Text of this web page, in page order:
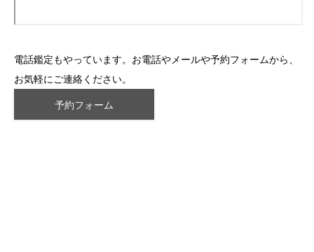
電話鑑定もやっています。お電話やメールや予約フォームから、
お気軽にご連絡ください。
予約フォーム